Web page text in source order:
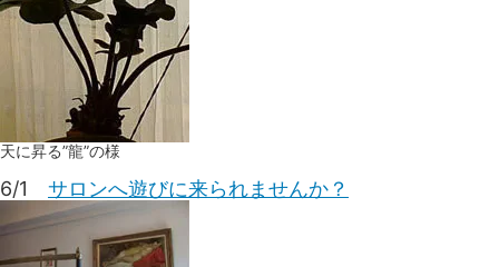
天に昇る”龍”の様
6/1 サロンへ遊びに来られませんか？